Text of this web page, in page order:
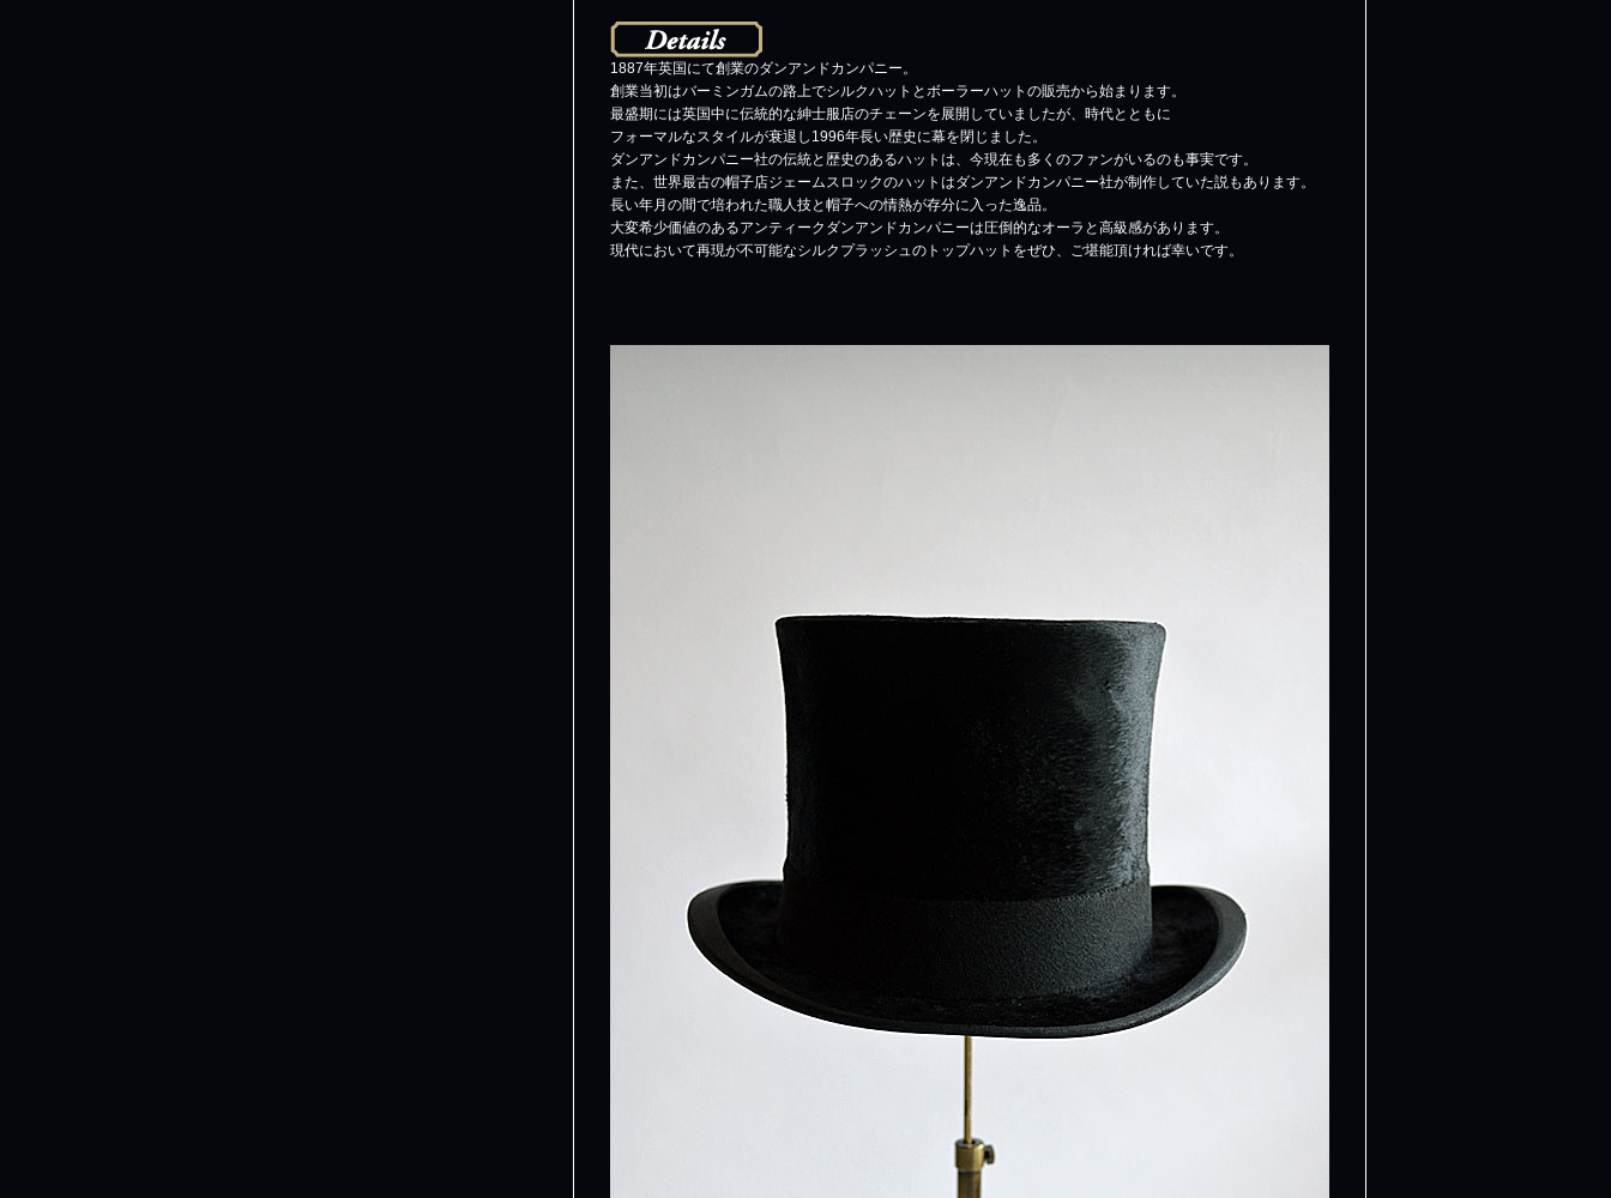
1887年英国にて創業のダンアンドカンパニー。
創業当初はバーミンガムの路上でシルクハットとボーラーハットの販売から始まります。
最盛期には英国中に伝統的な紳士服店のチェーンを展開していましたが、時代とともに
フォーマルなスタイルが衰退し1996年長い歴史に幕を閉じました。
ダンアンドカンパニー社の伝統と歴史のあるハットは、今現在も多くのファンがいるのも事実です。
また、世界最古の帽子店ジェームスロックのハットはダンアンドカンパニー社が制作していた説もあります。
長い年月の間で培われた職人技と帽子への情熱が存分に入った逸品。
大変希少価値のあるアンティークダンアンドカンパニーは圧倒的なオーラと高級感があります。
現代において再現が不可能なシルクプラッシュのトップハットをぜひ、ご堪能頂ければ幸いです。